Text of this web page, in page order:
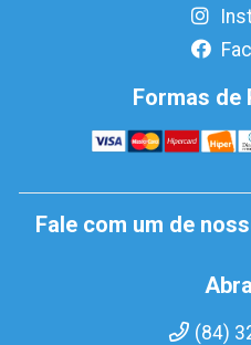
Formas de
Fale com um de
(84)